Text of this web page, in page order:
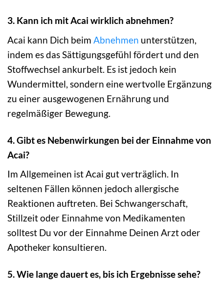
3. Kann ich mit Acai wirklich abnehmen?
Acai kann Dich beim Abnehmen unterstützen,
indem es das Sättigungsgefühl fördert und den
Stoffwechsel ankurbelt. Es ist jedoch kein
Wundermittel, sondern eine wertvolle Ergänzung
zu einer ausgewogenen Ernährung und
regelmäßiger Bewegung.
4. Gibt es Nebenwirkungen bei der Einnahme von
Acai?
Im Allgemeinen ist Acai gut verträglich. In
seltenen Fällen können jedoch allergische
Reaktionen auftreten. Bei Schwangerschaft,
Stillzeit oder Einnahme von Medikamenten
solltest Du vor der Einnahme Deinen Arzt oder
Apotheker konsultieren.
5. Wie lange dauert es, bis ich Ergebnisse sehe?